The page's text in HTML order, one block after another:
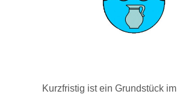
Kurzfristig ist ein Grundstück im